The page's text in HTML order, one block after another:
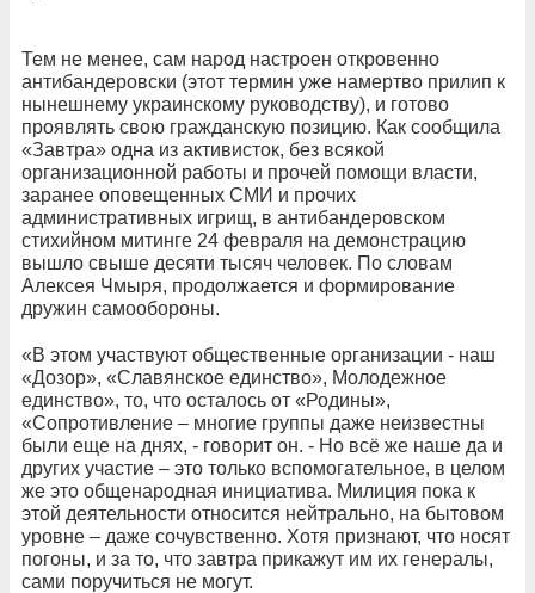
Тем не менее, сам народ настроен откровенно
антибандеровски (этот термин уже намертво прилип к
нынешнему украинскому руководству), и готово
проявлять свою гражданскую позицию. Как сообщила
«Завтра» одна из активисток, без всякой
организационной работы и прочей помощи власти,
заранее оповещенных СМИ и прочих
административных игрищ, в антибандеровском
стихийном митинге 24 февраля на демонстрацию
вышло свыше десяти тысяч человек. По словам
Алексея Чмыря, продолжается и формирование
дружин самообороны.
«В этом участвуют общественные организации - наш
«Дозор», «Славянское единство», Молодежное
единство», то, что осталось от «Родины»,
«Сопротивление – многие группы даже неизвестны
были еще на днях, - говорит он. - Но всё же наше да и
других участие – это только вспомогательное, в целом
же это общенародная инициатива. Милиция пока к
этой деятельности относится нейтрально, на бытовом
уровне – даже сочувственно. Хотя признают, что носят
погоны, и за то, что завтра прикажут им их генералы,
сами поручиться не могут.